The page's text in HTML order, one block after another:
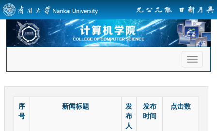
首
页
航
序
号
新闻标题
发
布
人
发布
时间
点击数